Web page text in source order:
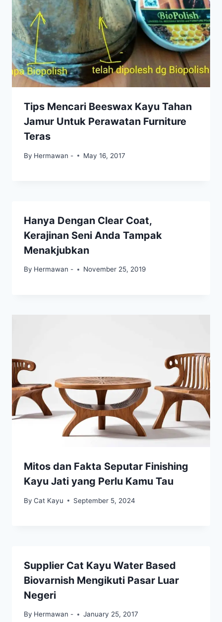
Tips Mencari Beeswax Kayu Tahan
Jamur Untuk Perawatan Furniture
Teras
By Hermawan - May 16, 2017
Hanya Dengan Clear Coat,
Kerajinan Seni Anda Tampak
Menakjubkan
By Hermawan - November 25, 2019
Mitos dan Fakta Seputar Finishing
Kayu Jati yang Perlu Kamu Tau
By Cat Kayu September 5, 2024
Supplier Cat Kayu Water Based
Biovarnish Mengikuti Pasar Luar
Negeri
By Hermawan - January 25, 2017